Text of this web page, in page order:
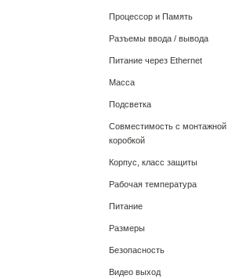
Процессор и Память
Разъемы ввода / вывода
Питание через Ethernet
Масса
Подсветка
Совместимость с монтажной
коробкой
Корпус, класс защиты
Рабочая температура
Питание
Размеры
Безопасность
Видео выход